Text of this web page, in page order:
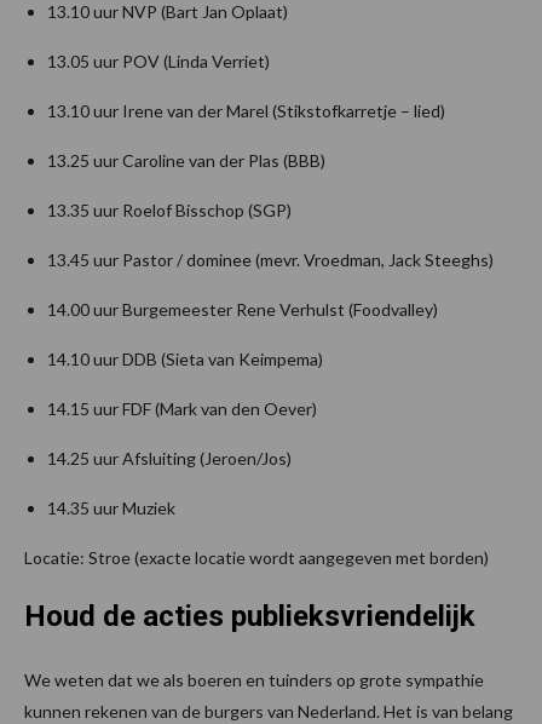
13.10 uur NVP (Bart Jan Oplaat)
13.05 uur POV (Linda Verriet)
13.10 uur Irene van der Marel (Stikstofkarretje – lied)
13.25 uur Caroline van der Plas (BBB)
13.35 uur Roelof Bisschop (SGP)
13.45 uur Pastor / dominee (mevr. Vroedman, Jack Steeghs)
14.00 uur Burgemeester Rene Verhulst (Foodvalley)
14.10 uur DDB (Sieta van Keimpema)
14.15 uur FDF (Mark van den Oever)
14.25 uur Afsluiting (Jeroen/Jos)
14.35 uur Muziek
Locatie: Stroe (exacte locatie wordt aangegeven met borden)
Houd de acties publieksvriendelijk
We weten dat we als boeren en tuinders op grote sympathie
kunnen rekenen van de burgers van Nederland. Het is van belang